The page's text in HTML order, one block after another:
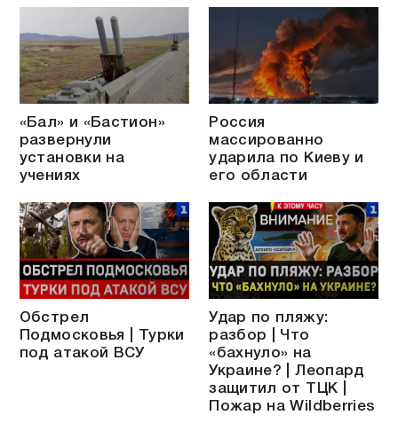
«Бал» и «Бастион»
развернули
установки на
учениях
Россия
массированно
ударила по Киеву и
его области
Обстрел
Подмосковья | Турки
под атакой ВСУ
Удар по пляжу:
разбор | Что
«бахнуло» на
Украине? | Леопард
защитил от ТЦК |
Пожар на Wildberries